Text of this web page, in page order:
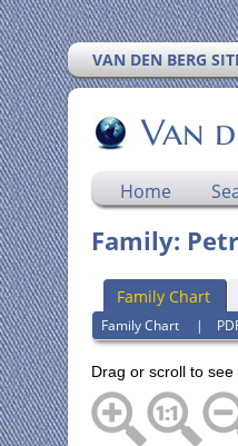
VAN DEN BERG
Van
Home
Family:
Family Chart
Family Chart |
Drag or scroll to see